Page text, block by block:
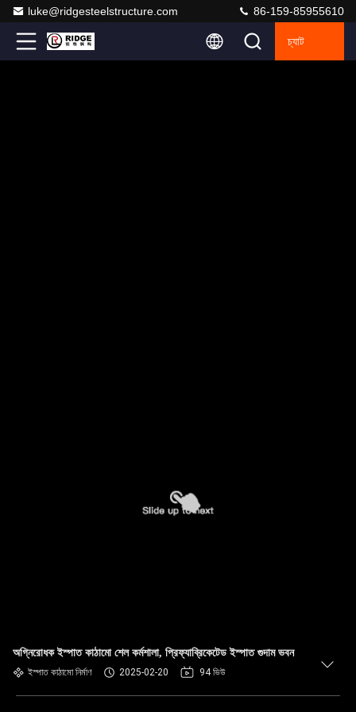
luke@ridgesteelstructure.com 86-159-85955610
চ্যাট
অগ্নিরোধক ইস্পাত কাঠামো শেল কর্মশালা, প্রিফ্যাব্রিকেটেড ইস্পাত গুদাম ভবন
ইস্পাত কাঠামো নির্মাণ 2025-02-20 94 ভিউ